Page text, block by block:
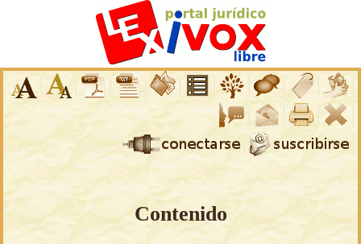
Contenido